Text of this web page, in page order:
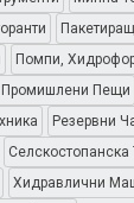
Помпи,
Промишлени Пещи
Резервни
Селскостопанска
Хидравлични